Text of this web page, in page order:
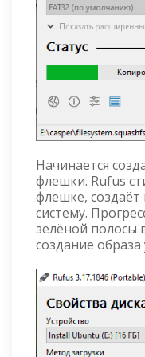
Начинается
флешки. Rufus
флешке,
систему.
зелёной полосы
создание